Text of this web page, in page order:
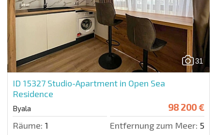
31
ID 15327 Studio-Apartment in Open Sea
Residence
Byala 98 200 €
Räume: 1 Entfernung zum Meer: 50